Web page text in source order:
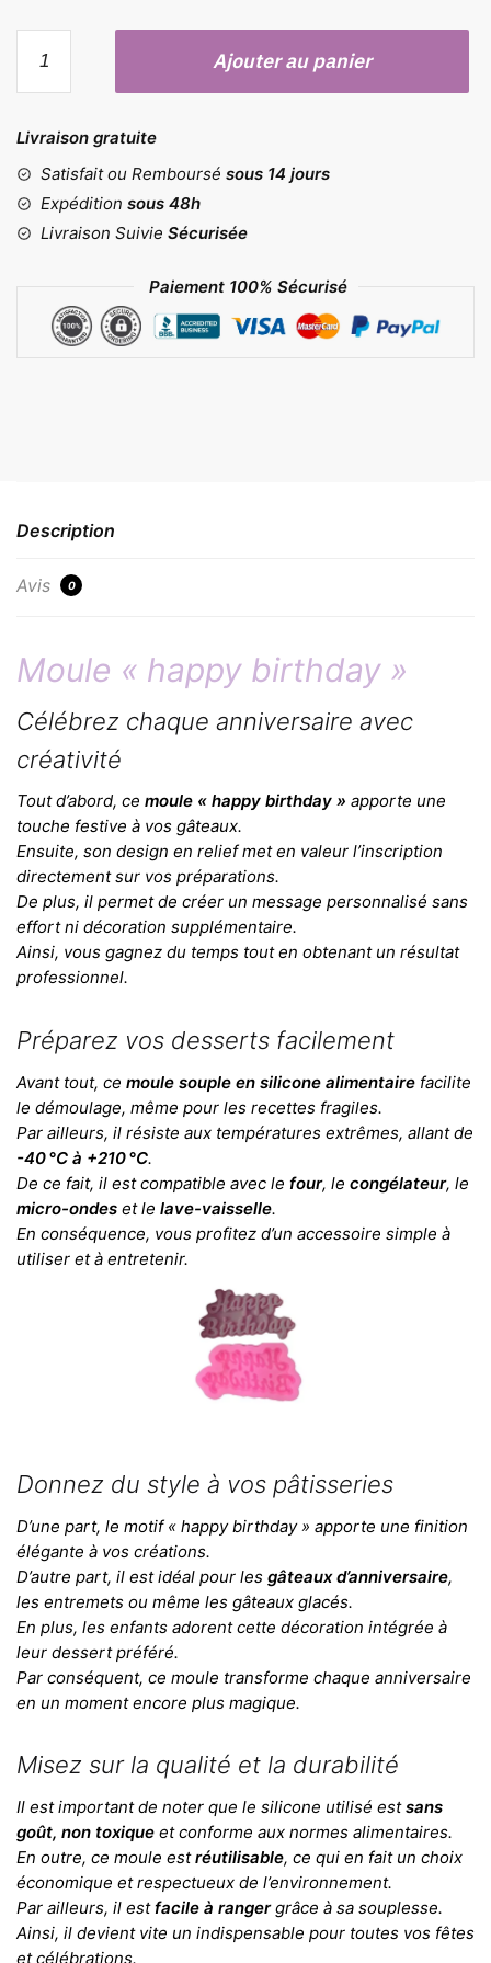
Moule
birthday"
Ajouter au panier
Livraison gratuite
Satisfait ou Remboursé sous 14 jours
Expédition sous 48h
Livraison Suivie Sécurisée
Paiement 100% Sécurisé
Description
Avis 0
Moule « happy birthday »
Célébrez chaque anniversaire avec
créativité
Tout d’abord, ce moule « happy birthday » apporte une
touche festive à vos gâteaux.
Ensuite, son design en relief met en valeur l’inscription
directement sur vos préparations.
De plus, il permet de créer un message personnalisé sans
effort ni décoration supplémentaire.
Ainsi, vous gagnez du temps tout en obtenant un résultat
professionnel.
Préparez vos desserts facilement
Avant tout, ce moule souple en silicone alimentaire facilite
le démoulage, même pour les recettes fragiles.
Par ailleurs, il résiste aux températures extrêmes, allant de
-40 °C à +210 °C.
De ce fait, il est compatible avec le four, le congélateur, le
micro-ondes et le lave-vaisselle.
En conséquence, vous profitez d’un accessoire simple à
utiliser et à entretenir.
Donnez du style à vos pâtisseries
D’une part, le motif « happy birthday » apporte une finition
élégante à vos créations.
D’autre part, il est idéal pour les gâteaux d’anniversaire,
les entremets ou même les gâteaux glacés.
En plus, les enfants adorent cette décoration intégrée à
leur dessert préféré.
Par conséquent, ce moule transforme chaque anniversaire
en un moment encore plus magique.
Misez sur la qualité et la durabilité
Il est important de noter que le silicone utilisé estsans
goût, non toxique et conforme aux normes alimentaires.
En outre, ce moule estréutilisable, ce qui en fait un choix
économique et respectueux de l’environnement.
Par ailleurs, il estfacile à rangergrâce à sa souplesse.
Ainsi, il devient vite un indispensable pour toutes vos fêtes
et célébrations.